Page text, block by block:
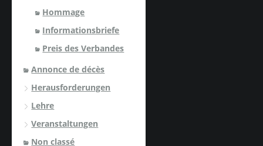
Hommage
Informationsbriefe
Preis des Verbandes
Annonce de décès
Herausforderungen
Lehre
Veranstaltungen
Non classé